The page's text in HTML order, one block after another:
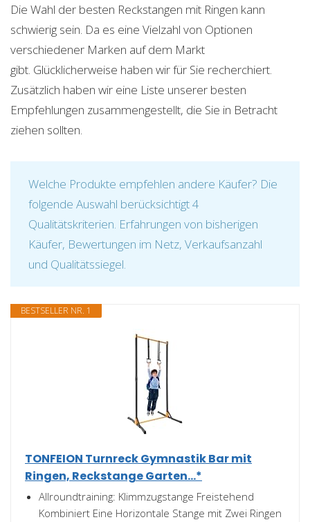
Die Wahl der besten Reckstangen mit Ringen kann
schwierig sein. Da es eine Vielzahl von Optionen
verschiedener Marken auf dem Markt
gibt. Glücklicherweise haben wir für Sie recherchiert.
Zusätzlich haben wir eine Liste unserer besten
Empfehlungen zusammengestellt, die Sie in Betracht
ziehen sollten.
Welche Produkte empfehlen andere Käufer? Die
folgende Auswahl berücksichtigt 4
Qualitätskriterien. Erfahrungen von bisherigen
Käufer, Bewertungen im Netz, Verkaufsanzahl
und Qualitätssiegel.
BESTSELLER NR. 1
TONFEION Turnreck Gymnastik Bar mit
Ringen, Reckstange Garten...*
Allroundtraining: Klimmzugstange Freistehend
Kombiniert Eine Horizontale Stange mit Zwei Ringen